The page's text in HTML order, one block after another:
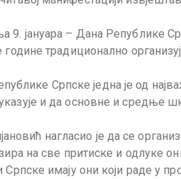
јануара – Дана Републике
године традиционално
Српске једна је од
и да основне и средње
нагласио је да се
на све притиске и одлуке
имају они који раде у